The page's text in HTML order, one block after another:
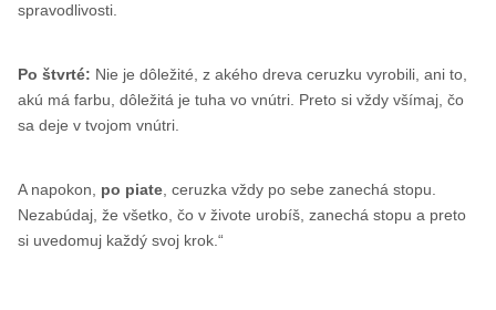
spravodlivosti.
Po štvrté: Nie je dôležité, z akého dreva ceruzku vyrobili, ani to,
akú má farbu, dôležitá je tuha vo vnútri. Preto si vždy všímaj, čo
sa deje v tvojom vnútri.
A napokon, po piate, ceruzka vždy po sebe zanechá stopu.
Nezabúdaj, že všetko, čo v živote urobíš, zanechá stopu a preto
si uvedomuj každý svoj krok.“